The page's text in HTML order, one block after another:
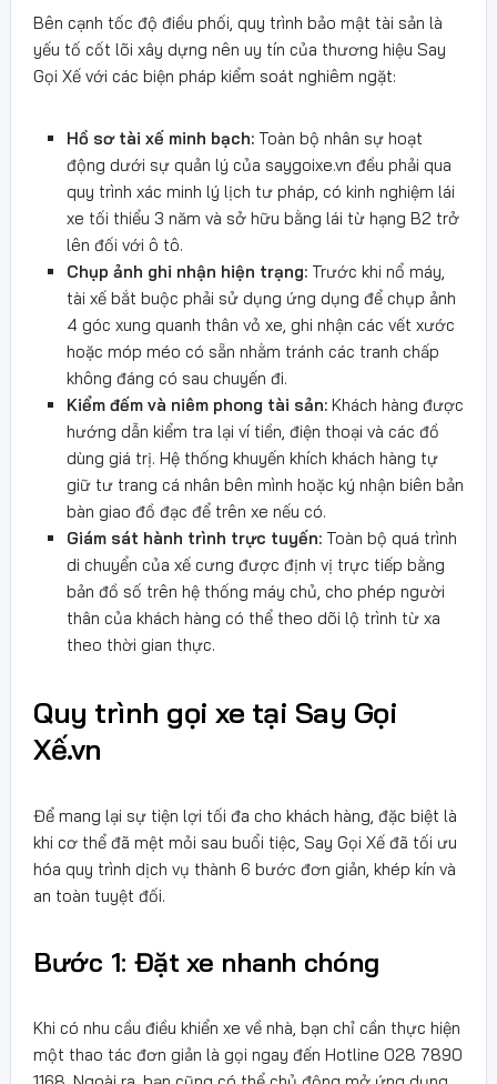
Bên cạnh tốc độ điều phối, quy trình bảo mật tài sản là
yếu tố cốt lõi xây dựng nên uy tín của thương hiệu Say
Gọi Xế với các biện pháp kiểm soát nghiêm ngặt:
Hồ sơ tài xế minh bạch: Toàn bộ nhân sự hoạt
động dưới sự quản lý của saygoixe.vn đều phải qua
quy trình xác minh lý lịch tư pháp, có kinh nghiệm lái
xe tối thiểu 3 năm và sở hữu bằng lái từ hạng B2 trở
lên đối với ô tô.
Chụp ảnh ghi nhận hiện trạng: Trước khi nổ máy,
tài xế bắt buộc phải sử dụng ứng dụng để chụp ảnh
4 góc xung quanh thân vỏ xe, ghi nhận các vết xước
hoặc móp méo có sẵn nhằm tránh các tranh chấp
không đáng có sau chuyến đi.
Kiểm đếm và niêm phong tài sản: Khách hàng được
hướng dẫn kiểm tra lại ví tiền, điện thoại và các đồ
dùng giá trị. Hệ thống khuyến khích khách hàng tự
giữ tư trang cá nhân bên mình hoặc ký nhận biên bản
bàn giao đồ đạc để trên xe nếu có.
Giám sát hành trình trực tuyến: Toàn bộ quá trình
di chuyển của xế cưng được định vị trực tiếp bằng
bản đồ số trên hệ thống máy chủ, cho phép người
thân của khách hàng có thể theo dõi lộ trình từ xa
theo thời gian thực.
Quy trình gọi xe tại Say Gọi
Xế.vn
Để mang lại sự tiện lợi tối đa cho khách hàng, đặc biệt là
khi cơ thể đã mệt mỏi sau buổi tiệc, Say Gọi Xế đã tối ưu
hóa quy trình dịch vụ thành 6 bước đơn giản, khép kín và
an toàn tuyệt đối.
Bước 1: Đặt xe nhanh chóng
Khi có nhu cầu điều khiển xe về nhà, bạn chỉ cần thực hiện
một thao tác đơn giản là gọi ngay đến Hotline 028 7890